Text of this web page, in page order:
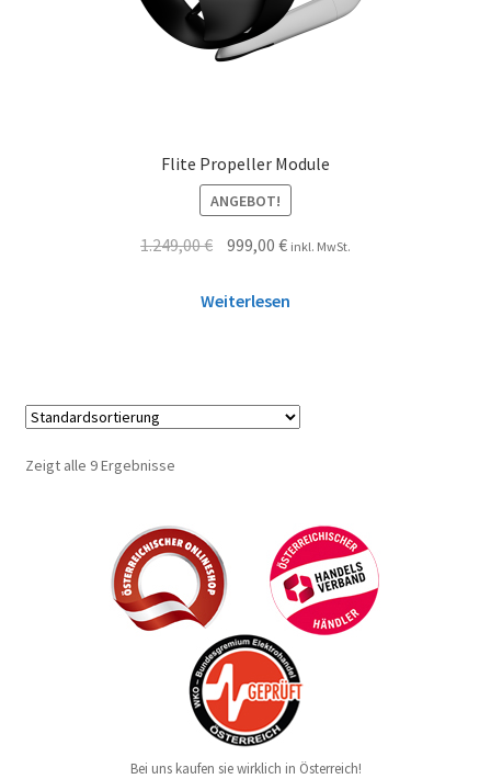
Flite Propeller Module
ANGEBOT!
1.249,00€ 999,00 € inkl. MwSt.
Weiterlesen
Zeigt alle 9 Ergebnisse
Bei uns kaufen sie wirklich in Österreich!